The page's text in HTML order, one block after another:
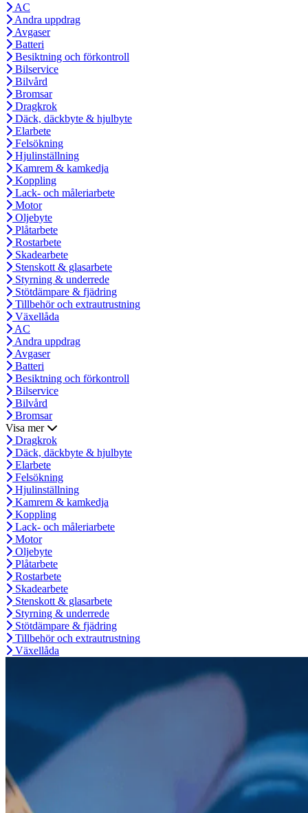
AC
Andra uppdrag
Avgaser
Batteri
Besiktning och förkontroll
Bilservice
Bilvård
Bromsar
Dragkrok
Däck, däckbyte & hjulbyte
Elarbete
Felsökning
Hjulinställning
Kamrem & kamkedja
Koppling
Lack- och måleriarbete
Motor
Oljebyte
Plåtarbete
Rostarbete
Skadearbete
Stenskott & glasarbete
Styrning & underrede
Stötdämpare & fjädring
Tillbehör och extrautrustning
Växellåda
AC
Andra uppdrag
Avgaser
Batteri
Besiktning och förkontroll
Bilservice
Bilvård
Bromsar
Visa mer
Dragkrok
Däck, däckbyte & hjulbyte
Elarbete
Felsökning
Hjulinställning
Kamrem & kamkedja
Koppling
Lack- och måleriarbete
Motor
Oljebyte
Plåtarbete
Rostarbete
Skadearbete
Stenskott & glasarbete
Styrning & underrede
Stötdämpare & fjädring
Tillbehör och extrautrustning
Växellåda